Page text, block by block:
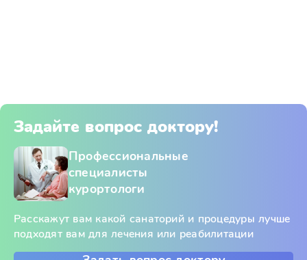
Задайте вопрос доктору!
Профессиональные
специалисты
курортологи
Расскажут вам какой санаторий и процедуры лучше
подходят вам для лечения или реабилитации